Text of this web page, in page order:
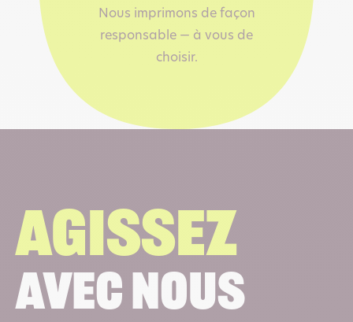
Nous imprimons de façon
responsable — à vous de
choisir.
Agissez
avec nous